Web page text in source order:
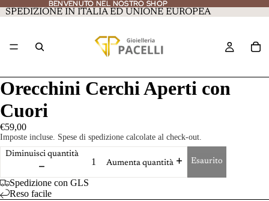
BENVENUTO NEL NOSTRO SHOP
BENVENUTO NEL NOSTRO SHOP
SPEDIZIONE IN ITALIA ED UNIONE EUROPEA
Orecchini Cerchi Aperti con
Cuori
€59,00
Imposte incluse. Spese di spedizione calcolate al check-out.
Diminuisci quantità
Aumenta quantità
Esaurito
Spedizione con GLS
Reso facile